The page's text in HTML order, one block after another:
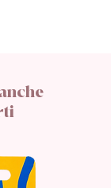
BURRO
DI
OLIO